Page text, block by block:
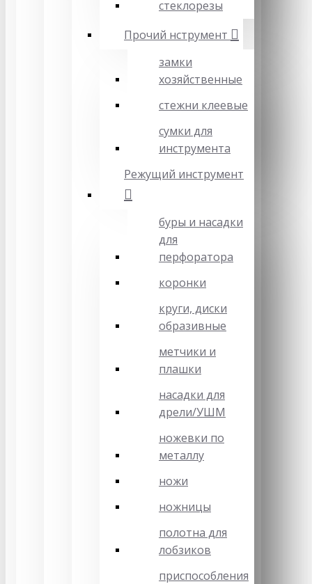
стеклорезы
Прочий нструмент
замки
хозяйственные
стежни клеевые
сумки для
инструмента
Режущий инструмент
буры и насадки
для
перфоратора
коронки
круги, диски
образивные
метчики и
плашки
насадки для
дрели/УШМ
ножевки по
металлу
ножи
ножницы
полотна для
лобзиков
приспособления